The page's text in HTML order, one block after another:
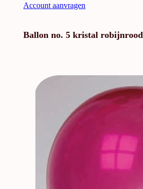
Account aanvragen
Ballon no. 5 kristal robijnrood